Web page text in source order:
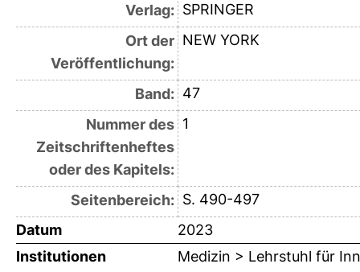
Verlag: SPRINGER
Ort der
Veröffentlichung:
NEW YORK
Band: 47
Nummer des
Zeitschriftenheftes
oder des Kapitels:
1
Seitenbereich: S. 490-497
Datum
2023
Institutionen
Medizin > Lehrstuhl für